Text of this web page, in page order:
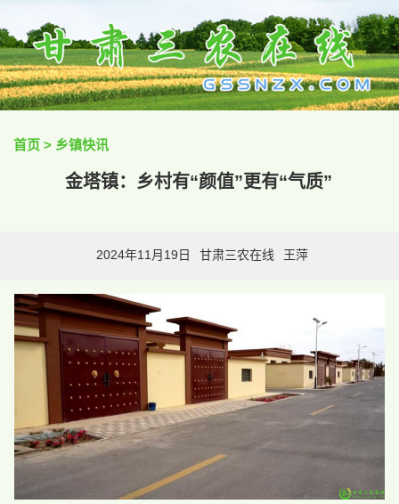
首页 > 乡镇快讯
金塔镇：乡村有“颜值”更有“气质”
2024年11月19日 甘肃三农在线 王萍